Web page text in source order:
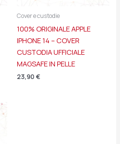
Cover e custodie
100% ORIGINALE APPLE
IPHONE 14 – COVER
CUSTODIA UFFICIALE
MAGSAFE IN PELLE
23,90 €